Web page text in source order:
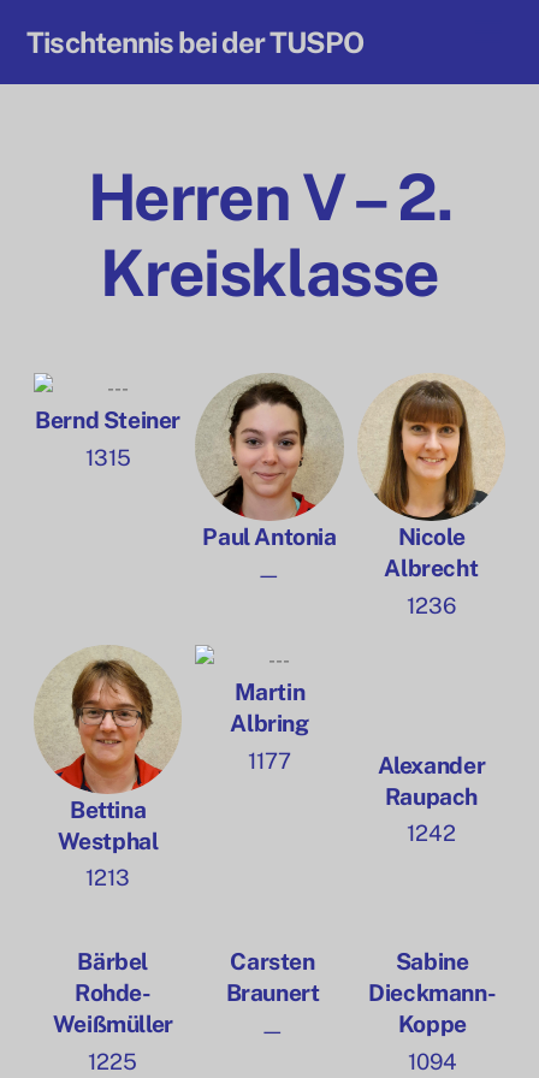
Tischtennis bei der TUSPO
Herren V – 2.
Kreisklasse
Bernd Steiner
1315
Paul Antonia
—
Nicole
Albrecht
1236
Bettina
Westphal
1213
Martin
Albring
1177
Alexander
Raupach
1242
Bärbel
Rohde-
Weißmüller
1225
Carsten
Braunert
—
Sabine
Dieckmann-
Koppe
1094
To
Top